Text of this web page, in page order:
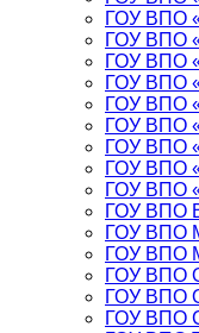
ГОУ ВПО
ГОУ ВПО
ГОУ ВПО
ГОУ ВПО
ГОУ ВПО
ГОУ ВПО
ГОУ ВПО
ГОУ ВПО
ГОУ ВПО
ГОУ ВПО
ГОУ ВПО
ГОУ ВПО
ГОУ ВПО
ГОУ ВПО
ГОУ ВПО